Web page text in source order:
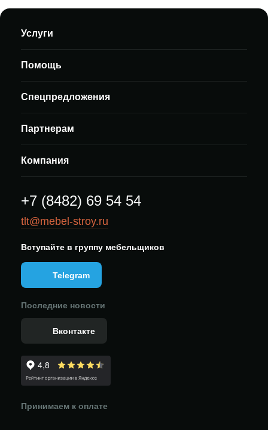
Услуги
Помощь
Спецпредложения
Партнерам
Компания
+7 (8482) 69 54 54
tlt@mebel-stroy.ru
Вступайте в группу мебельщиков
Telegram
Последние новости
Вконтакте
Принимаем к оплате